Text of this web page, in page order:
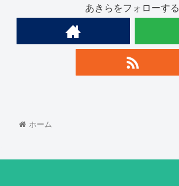
あきらをフォローする
ホーム